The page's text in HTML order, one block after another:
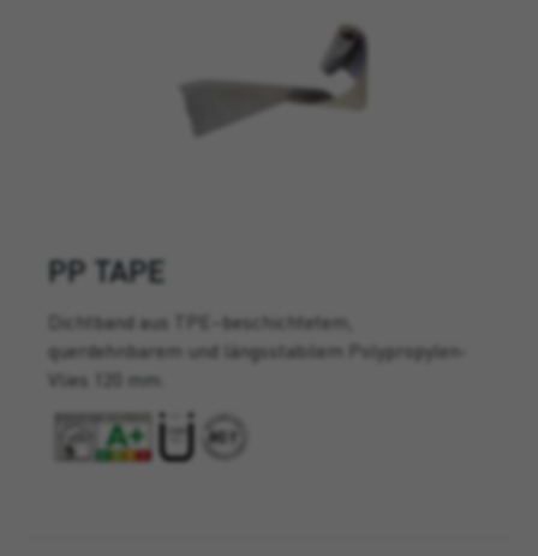
PP TAPE
Dichtband aus TPE–beschichtetem,
querdehnbarem und längsstabilem Polypropylen-
Vlies 120 mm.